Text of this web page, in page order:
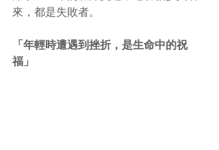
來，都是失敗者。
「年輕時遭遇到挫折，是生命中的祝
福」